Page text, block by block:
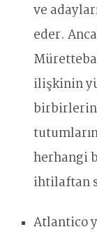
ve
eder.
ilişkinin
herhangi
ihtilaftan
Atlantico